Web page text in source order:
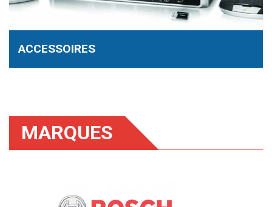
ACCESSOIRES
MARQUES